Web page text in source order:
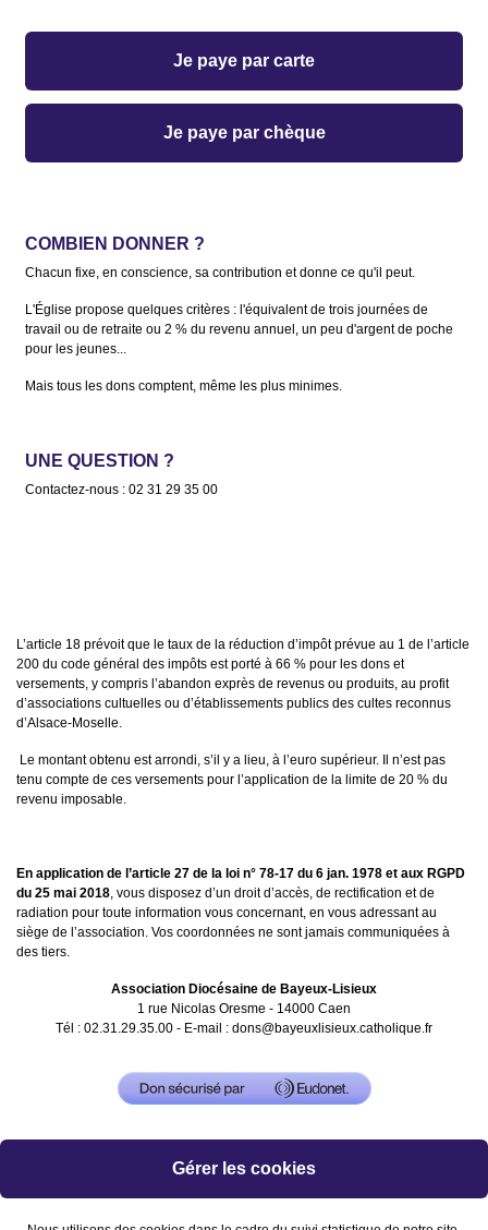
Je paye par carte
Je paye par chèque
COMBIEN DONNER ?
Chacun fixe, en conscience, sa contribution et donne ce qu'il peut.
L'Église propose quelques critères : l'équivalent de trois journées de
travail ou de retraite ou 2 % du revenu annuel, un peu d'argent de poche
pour les jeunes...
Mais tous les dons comptent, même les plus minimes.
UNE QUESTION ?
Contactez-nous : 02 31 29 35 00
L’article 18 prévoit que le taux de la réduction d’impôt prévue au 1 de l’article
200 du code général des impôts est porté à 66 % pour les dons et
versements, y compris l’abandon exprès de revenus ou produits, au profit
d’associations cultuelles ou d’établissements publics des cultes reconnus
d’Alsace-Moselle.
Le montant obtenu est arrondi, s’il y a lieu, à l’euro supérieur. Il n’est pas
tenu compte de ces versements pour l’application de la limite de 20 % du
revenu imposable.
En application de l’article 27 de la loi n° 78-17 du 6 jan. 1978 et aux RGPD
du 25 mai 2018, vous disposez d’un droit d’accès, de rectification et de
radiation pour toute information vous concernant, en vous adressant au
siège de l’association. Vos coordonnées ne sont jamais communiquées à
des tiers.
Association Diocésaine de Bayeux-Lisieux
1 rue Nicolas Oresme - 14000 Caen
Tél : 02.31.29.35.00 - E-mail : dons@bayeuxlisieux.catholique.fr
Gérer les cookies